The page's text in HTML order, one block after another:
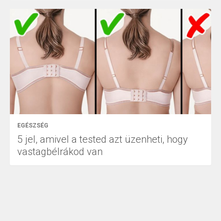
EGÉSZSÉG
5 jel, amivel a tested azt üzenheti, hogy
vastagbélrákod van